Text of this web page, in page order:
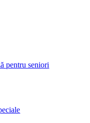
pentru seniori